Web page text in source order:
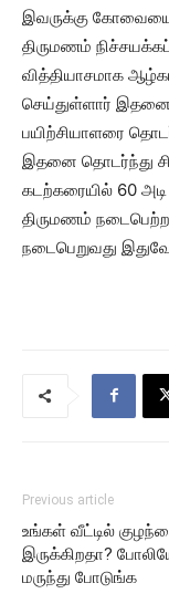
இவருக்கு
திருமணம்
வித்தியாசமாக
செய்துள்ளார் இதனை
பயிற்சியாளரை
இதனை தொடர்ந்து
கடற்கரையில் 60
திருமணம்
நடைபெறுவது
Previous article
உங்கள் வீட்டில்
இருக்கிறதா?
மருந்து போடுங்க